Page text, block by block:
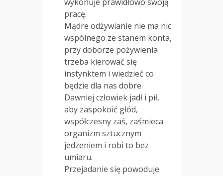
pracę.
Mądre odżywianie nie ma nic
wspólnego ze stanem konta,
przy doborze pożywienia
trzeba kierować się
instynktem i wiedzieć co
będzie dla nas dobre.
Dawniej człowiek jadł i pił,
aby zaspokoić głód,
współczesny zaś, zaśmieca
organizm sztucznym
jedzeniem i robi to bez
umiaru.
Przejadanie się powoduje